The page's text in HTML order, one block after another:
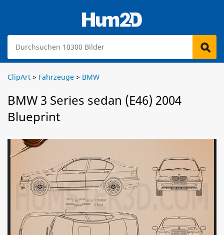
ClipArt > Fahrzeuge > BMW
BMW 3 Series sedan (E46) 2004
Blueprint